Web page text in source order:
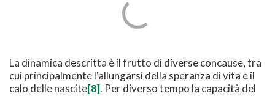
La dinamica descritta è il frutto di diverse concause, tra
cui principalmente l'allungarsi della speranza di vita e il
calo delle nascite[8]. Per diverso tempo la capacità del